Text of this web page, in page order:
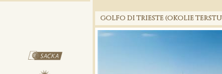
GOLFO DI TRIESTE (OKOLIE